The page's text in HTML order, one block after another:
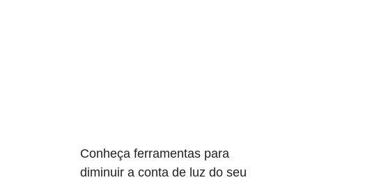
Conheça ferramentas para
diminuir a conta de luz do seu